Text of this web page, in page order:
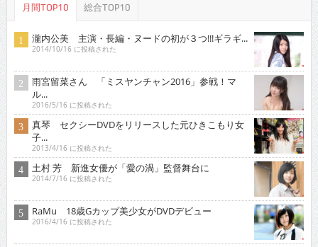
月間TOP10 総合TOP10
瀧内公美 主演・長編・ヌードの初が３つ!!!ギラギ...
2014/10/16 に投稿された
雨宮留菜さん 「ミスヤンチャン2016」参戦！マ
ル...
2016/5/16 に投稿された
真琴 セクシーDVDをリリースした元ひきこもり女
子...
2013/4/16 に投稿された
土村 芳 新進女優が「愛の渦」監督舞台に
2014/7/16 に投稿された
RaMu 18歳Gカップ美少女がDVDデビュー
2016/4/16 に投稿された